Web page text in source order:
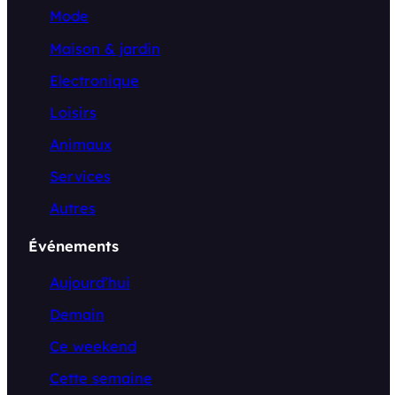
Mode
Maison & jardin
Electronique
Loisirs
Animaux
Services
Autres
Événements
Aujourd’hui
Demain
Ce weekend
Cette semaine